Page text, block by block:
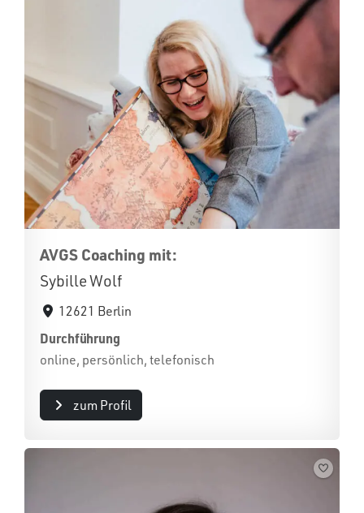
AVGS Coaching mit:
Sybille Wolf
12621 Berlin
Durchführung
online, persönlich, telefonisch
zum Profil